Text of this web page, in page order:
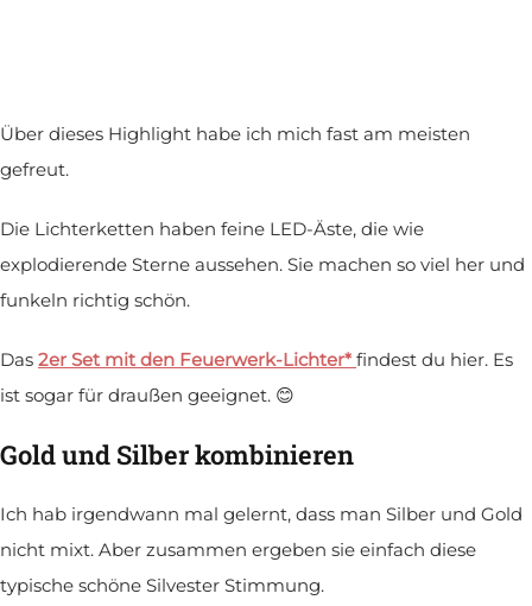
Über dieses Highlight habe ich mich fast am meisten
gefreut.
Die Lichterketten haben feine LED-Äste, die wie
explodierende Sterne aussehen. Sie machen so viel her und
funkeln richtig schön.
Das 2er Set mit den Feuerwerk-Lichter* findest du hier. Es
ist sogar für draußen geeignet. 😊
Gold und Silber kombinieren
Ich hab irgendwann mal gelernt, dass man Silber und Gold
nicht mixt. Aber zusammen ergeben sie einfach diese
typische schöne Silvester Stimmung.